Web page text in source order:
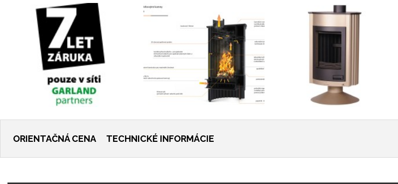
ORIENTAČNÁ CENA TECHNICKÉ INFORMÁCIE